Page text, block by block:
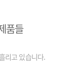
품들
리고 있습니다.